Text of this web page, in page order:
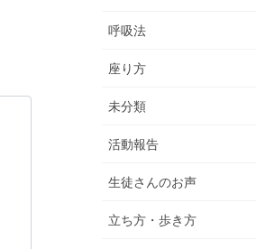
呼吸法
座り方
未分類
活動報告
生徒さんのお声
立ち方・歩き方